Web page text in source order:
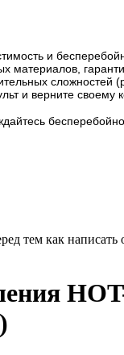
и
материалов,
сложностей
и верните своему
тем как написать